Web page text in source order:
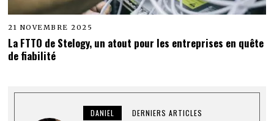
21 NOVEMBRE 2025
La FTTO de Stelogy, un atout pour les entreprises en quête
de fiabilité
DANIEL DERNIERS ARTICLES